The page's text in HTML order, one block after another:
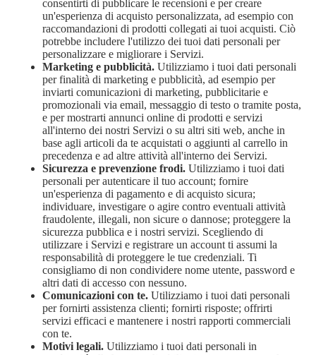
consentirti di pubblicare le recensioni e per creare
un'esperienza di acquisto personalizzata, ad esempio con
raccomandazioni di prodotti collegati ai tuoi acquisti. Ciò
potrebbe includere l'utilizzo dei tuoi dati personali per
personalizzare e migliorare i Servizi.
Marketing e pubblicità. Utilizziamo i tuoi dati personali
per finalità di marketing e pubblicità, ad esempio per
inviarti comunicazioni di marketing, pubblicitarie e
promozionali via email, messaggio di testo o tramite posta,
e per mostrarti annunci online di prodotti e servizi
all'interno dei nostri Servizi o su altri siti web, anche in
base agli articoli da te acquistati o aggiunti al carrello in
precedenza e ad altre attività all'interno dei Servizi.
Sicurezza e prevenzione frodi. Utilizziamo i tuoi dati
personali per autenticare il tuo account; fornire
un'esperienza di pagamento e di acquisto sicura;
individuare, investigare o agire contro eventuali attività
fraudolente, illegali, non sicure o dannose; proteggere la
sicurezza pubblica e i nostri servizi. Scegliendo di
utilizzare i Servizi e registrare un account ti assumi la
responsabilità di proteggere le tue credenziali. Ti
consigliamo di non condividere nome utente, password e
altri dati di accesso con nessuno.
Comunicazioni con te. Utilizziamo i tuoi dati personali
per fornirti assistenza clienti; fornirti risposte; offrirti
servizi efficaci e mantenere i nostri rapporti commerciali
con te.
Motivi legali. Utilizziamo i tuoi dati personali in